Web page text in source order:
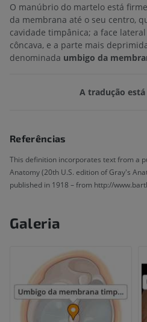
O manúbrio do martelo está
da membrana até o seu centro,
cavidade timpânica; a face
côncava, e a parte mais
denominada umbigo da
A tradução
Referências
This definition incorporates text from a
Anatomy (20th U.S. edition of Gray's
published in 1918 – from http://
Galeria